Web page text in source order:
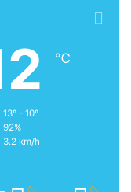
℃
13º - 10º
92%
3.2 km/h